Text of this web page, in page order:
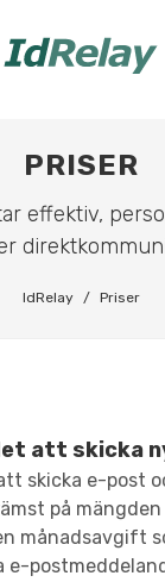
PRISER
effektiv,
IdRelay Priser
att skicka
skicka e-post
på
månadsavgift